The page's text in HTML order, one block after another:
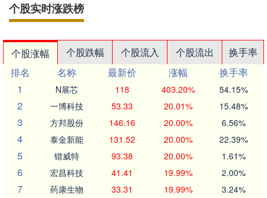
个股实时涨跌榜
个股涨幅 个股跌幅 个股流入 个股流出
换手率
排名
名称 最新价 涨幅
换手率
1
N展芯 118 403.20% 54.15%
2 一博科技 53.33 20.01% 15.48%
3 方邦股份 146.16 20.00% 6.56%
4 泰金新能 131.52 20.00% 22.39%
5 锴威特 93.38 20.00% 1.61%
6 宏昌科技 41.41 19.99% 2.00%
7 药康生物 33.31 19.99% 3.24%